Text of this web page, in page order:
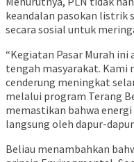
keandalan pasokan listrik
secara sosial untuk
“Kegiatan Pasar Murah ini
tengah masyarakat. Kami
cenderung meningkat
melalui program Terang
memastikan bahwa
langsung oleh dapur-
Beliau menambahkan